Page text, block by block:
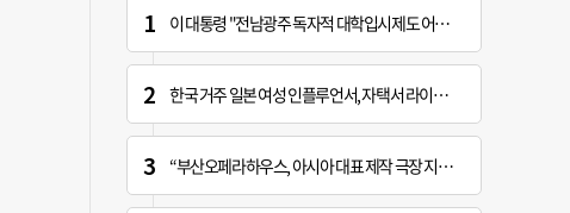
이 대통령 "전남광주 독자적 대학입시제도 어떤가" 제안
한국 거주 일본 여성 인플루언서, 자택서 라이브 방송 중 사망
“부산오페라하우스, 아시아 대표 제작 극장 지향해야”